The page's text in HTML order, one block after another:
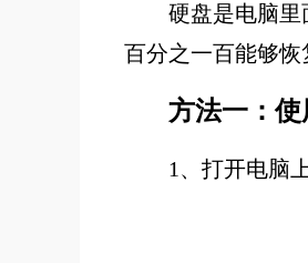
硬盘是电脑
百分之一百能够恢
方法一：
1、 打开电脑